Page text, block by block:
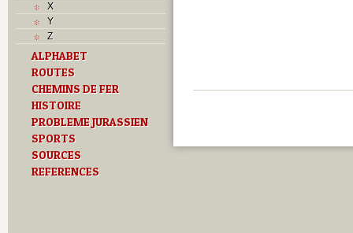
X
Y
Z
ALPHABET
ROUTES
CHEMINS DE FER
HISTOIRE
PROBLEME JURASSIEN
SPORTS
SOURCES
REFERENCES